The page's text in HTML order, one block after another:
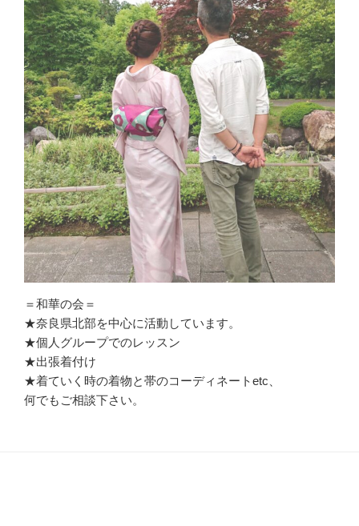
フ
エ
ル
ト
講
習
会
に
参
加
し
ま
し
た。”
の
＝和華の会＝
★奈良県北部を中心に活動しています。
★個人グループでのレッスン
★出張着付け
★着ていく時の着物と帯のコーディネートetc、
何でもご相談下さい。